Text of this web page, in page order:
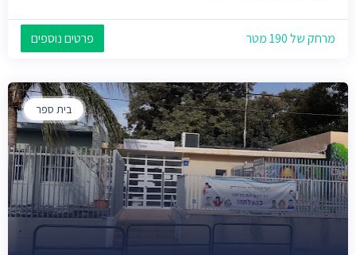
מרחק של 190 מטר פרטים נוספים
בית ספר